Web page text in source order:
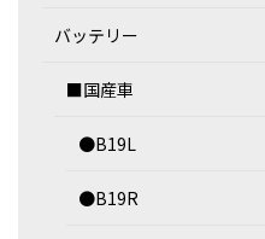
バッテリー
■国産車
●B19L
●B19R